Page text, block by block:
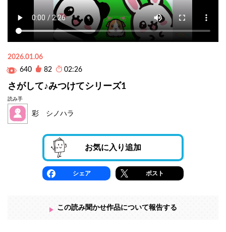
2026.01.06
640
82 02:26
さがして♪みつけてシリーズ1
読み手
彩 シノハラ
お気に入り追加
シェア ポスト
この読み聞かせ作品について報告する